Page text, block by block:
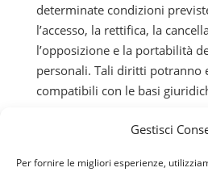
Gestisci
Per fornire le migliori esperienze,
determinate condizioni
l’accesso, la rettifica, la
l’opposizione e la portabilità
personali. Tali diritti potranno
compatibili con le basi
L’esercizio dei propri diritti
apposita richiesta ai contatti